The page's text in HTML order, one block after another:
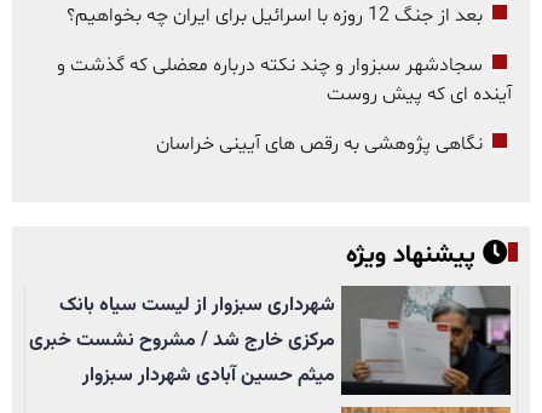
بعد از جنگ 12 روزه با اسرائیل برای ایران چه بخواهیم؟
سجادشهر سبزوار و چند نکته درباره معضلی که گذشت و
آینده ای که پیش روست
نگاهی پژوهشی به رقص های آیینی خراسان
پیشنهاد ویژه
شهرداری سبزوار از لیست سیاه بانک
مرکزی خارج شد / مشروح نشست خبری
میثم حسین آبادی شهردار سبزوار